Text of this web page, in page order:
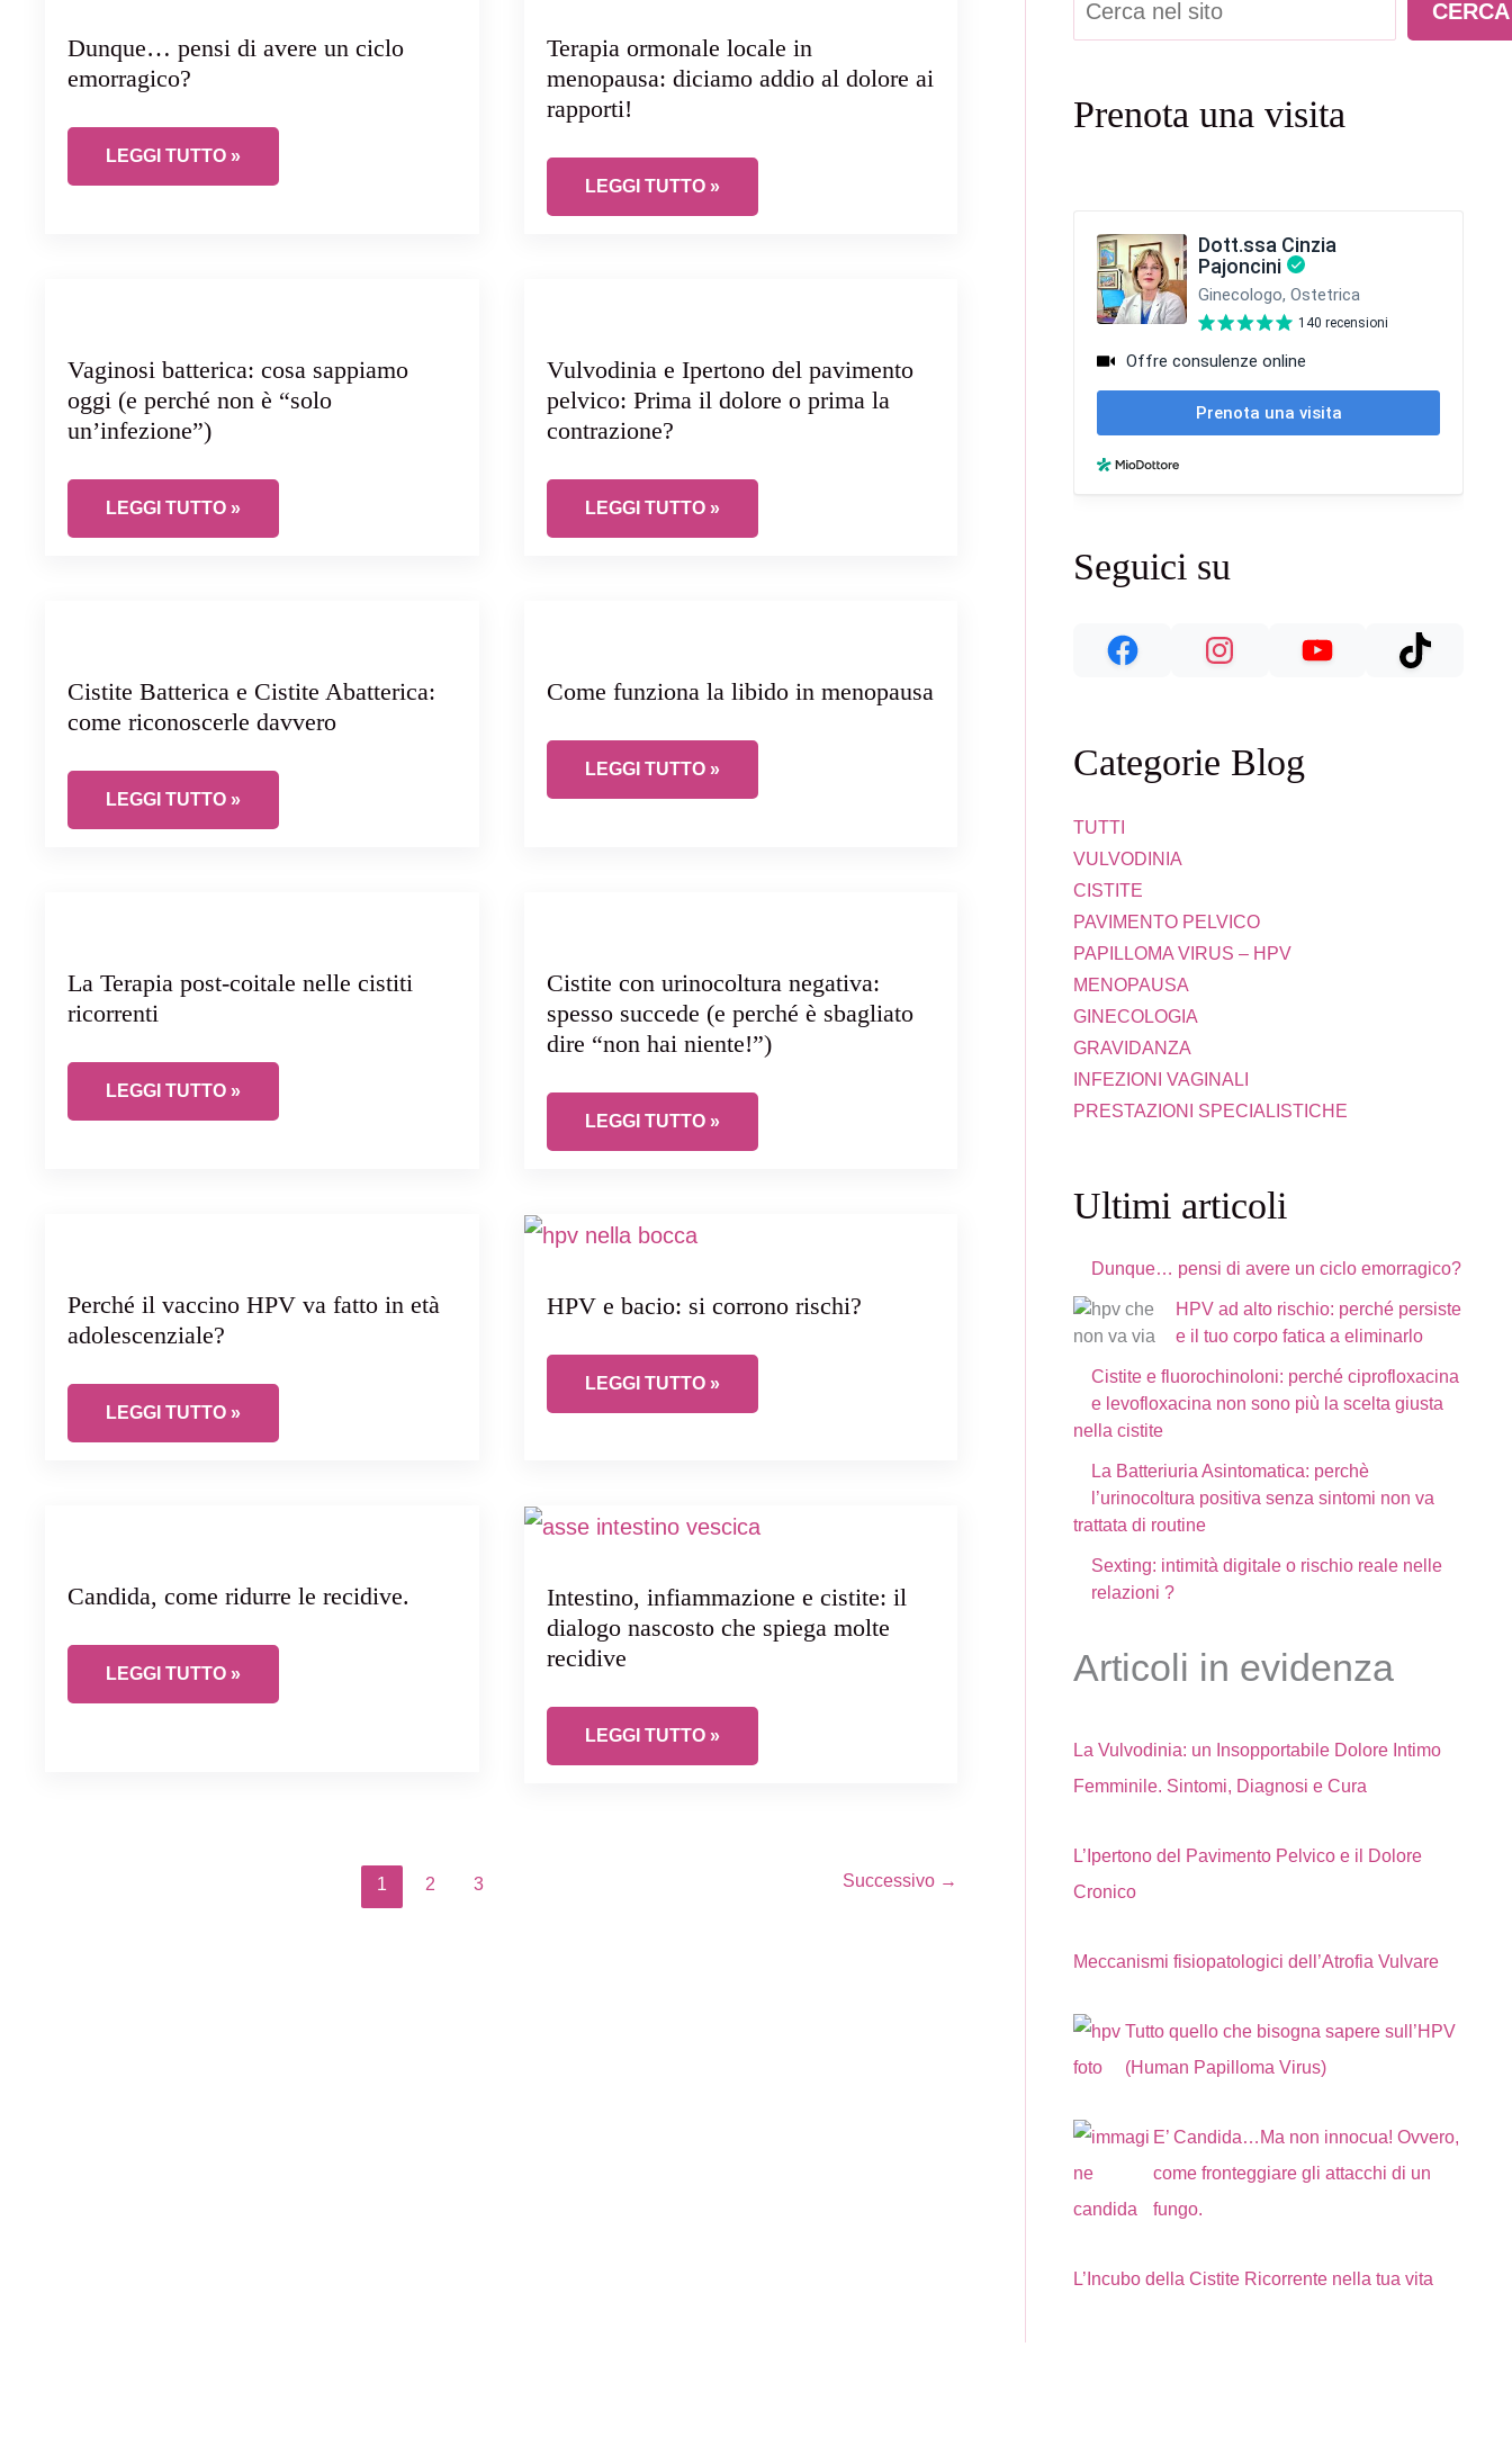
Dunque… pensi di avere un ciclo
emorragico?
DUNQUE… PENSI DI AVERE UN CICLO EMORRAGICO?
LEGGI TUTTO »
Terapia ormonale locale in
menopausa: diciamo addio al dolore ai
rapporti!
TERAPIA ORMONALE LOCALE IN MENOPAUSA: DICIAMO ADDIO AL DOLORE AI RAPPORTI!
LEGGI TUTTO »
Vaginosi batterica: cosa sappiamo
oggi (e perché non è “solo
un’infezione”)
VAGINOSI BATTERICA: COSA SAPPIAMO OGGI (E PERCHÉ NON È “SOLO UN’INFEZIONE”)
LEGGI TUTTO »
Vulvodinia e Ipertono del pavimento
pelvico: Prima il dolore o prima la
contrazione?
VULVODINIA E IPERTONO DEL PAVIMENTO PELVICO: PRIMA IL DOLORE O PRIMA LA CONTRAZIONE?
LEGGI TUTTO »
Cistite Batterica e Cistite Abatterica:
come riconoscerle davvero
CISTITE BATTERICA E CISTITE ABATTERICA: COME RICONOSCERLE DAVVERO
LEGGI TUTTO »
Come funziona la libido in menopausa
COME FUNZIONA LA LIBIDO IN MENOPAUSA
LEGGI TUTTO »
La Terapia post-coitale nelle cistiti
ricorrenti
LA TERAPIA POST-COITALE NELLE CISTITI RICORRENTI
LEGGI TUTTO »
Cistite con urinocoltura negativa:
spesso succede (e perché è sbagliato
dire “non hai niente!”)
CISTITE CON URINOCOLTURA NEGATIVA: SPESSO SUCCEDE (E PERCHÉ È SBAGLIATO DIRE “NON HAI
LEGGI TUTTO »
Perché il vaccino HPV va fatto in età
adolescenziale?
PERCHÉ IL VACCINO HPV VA FATTO IN ETÀ ADOLESCENZIALE?
LEGGI TUTTO »
HPV e bacio: si corrono rischi?
HPV E BACIO: SI CORRONO RISCHI?
LEGGI TUTTO »
Candida, come ridurre le recidive.
CANDIDA, COME RIDURRE LE RECIDIVE.
LEGGI TUTTO »
Intestino, infiammazione e cistite: il
dialogo nascosto che spiega molte
recidive
INTESTINO, INFIAMMAZIONE E CISTITE: IL DIALOGO NASCOSTO CHE SPIEGA MOLTE RECIDIVE
LEGGI TUTTO »
1 2 3 Successivo →
CERCA
Prenota una visita
Seguici su
Categorie Blog
TUTTI
VULVODINIA
CISTITE
PAVIMENTO PELVICO
PAPILLOMA VIRUS – HPV
MENOPAUSA
GINECOLOGIA
GRAVIDANZA
INFEZIONI VAGINALI
PRESTAZIONI SPECIALISTICHE
Ultimi articoli
Dunque… pensi di avere un ciclo emorragico?
HPV ad alto rischio: perché persiste
e il tuo corpo fatica a eliminarlo
Cistite e fluorochinoloni: perché ciprofloxacina
e levofloxacina non sono più la scelta giusta
nella cistite
La Batteriuria Asintomatica: perchè
l’urinocoltura positiva senza sintomi non va
trattata di routine
Sexting: intimità digitale o rischio reale nelle
relazioni ?
Articoli in evidenza
La Vulvodinia: un Insopportabile Dolore Intimo
Femminile. Sintomi, Diagnosi e Cura
L’Ipertono del Pavimento Pelvico e il Dolore
Cronico
Meccanismi fisiopatologici dell’Atrofia Vulvare
Tutto quello che bisogna sapere sull’HPV
(Human Papilloma Virus)
E’ Candida…Ma non innocua! Ovvero,
come fronteggiare gli attacchi di un
fungo.
L’Incubo della Cistite Ricorrente nella tua vita